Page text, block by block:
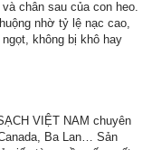
chân sau của con heo.
nhờ tỷ lệ nạc cao,
không bị khô hay
VIỆT NAM chuyên
Ba Lan… Sản